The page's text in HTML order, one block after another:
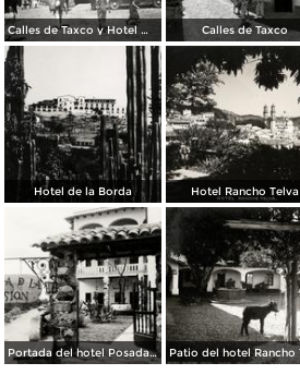
Calles de Taxco y Hotel Meléndez (izq.) Calles de Taxco
Hotel de la Borda Hotel Rancho Telva
Portada del hotel Posada de la Misión